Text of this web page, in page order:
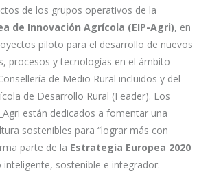
de los grupos operativos de la
de Innovación Agrícola (EIP-Agri), en
piloto para el desarrollo de nuevos
procesos y tecnologías en el ámbito
de Medio Rural incluidos y del
de Desarrollo Rural (Feader). Los
están dedicados a fomentar una
sostenibles para “lograr más con
parte de la Estrategia Europea 2020
sostenible e integrador.